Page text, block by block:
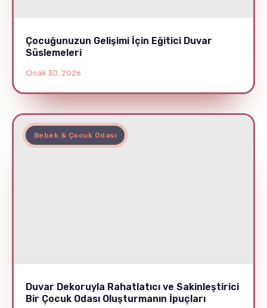
Çocuğunuzun Gelişimi İçin Eğitici Duvar
Süslemeleri
Ocak 30, 2026
Bebek & Çocuk Odası
Duvar Dekoruyla Rahatlatıcı ve Sakinleştirici
Bir Çocuk Odası Oluşturmanın İpuçları